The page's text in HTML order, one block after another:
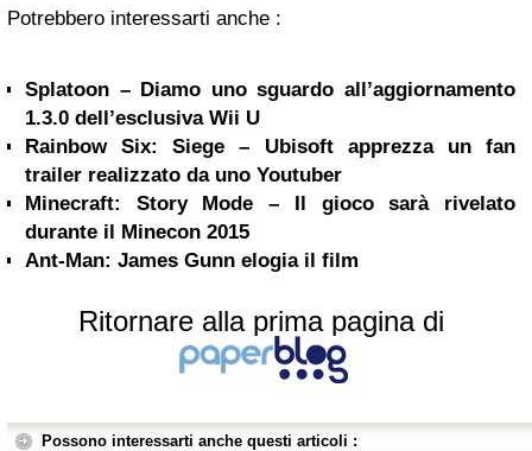
Potrebbero interessarti anche :
Splatoon – Diamo uno sguardo all’aggiornamento
1.3.0 dell’esclusiva Wii U
Rainbow Six: Siege – Ubisoft apprezza un fan
trailer realizzato da uno Youtuber
Minecraft: Story Mode – Il gioco sarà rivelato
durante il Minecon 2015
Ant-Man: James Gunn elogia il film
Ritornare alla prima pagina di
Possono interessarti anche questi articoli :